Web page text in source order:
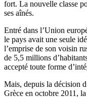
fort. La nouvelle classe
ses aînés.
Entré dans l’Union
le pays avait une seule
l’emprise de son voisin
de 5,5 millions
accepté toute forme
Mais, depuis la décision
Grèce en octobre 2011,